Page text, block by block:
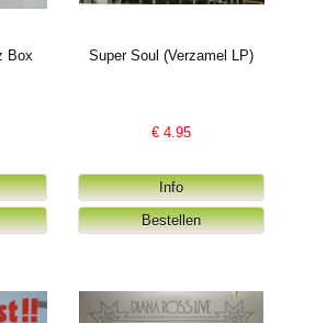
Box
Super Soul (Verzamel LP)
€4.95